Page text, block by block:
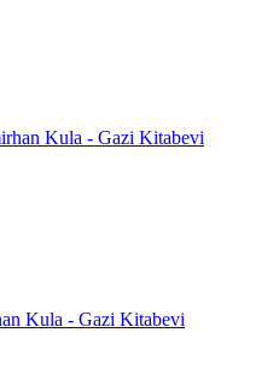
Kula - Gazi Kitabevi